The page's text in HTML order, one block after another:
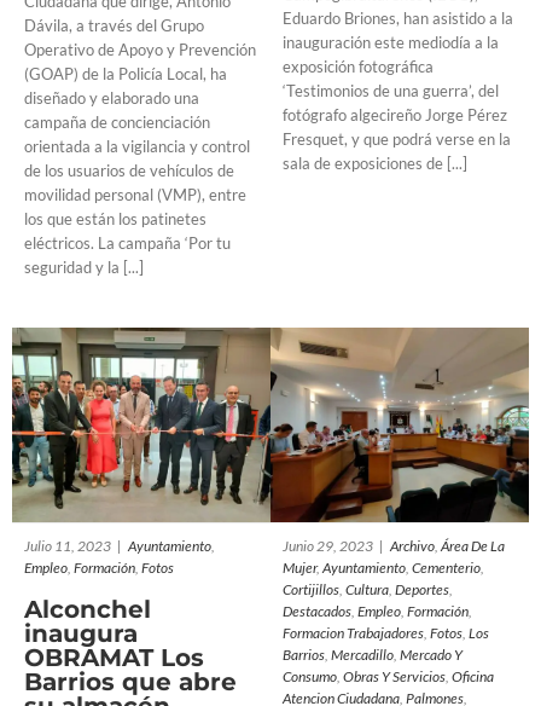
Dávila, a través del Grupo
Operativo de Apoyo y Prevención
(GOAP) de la Policía Local, ha
diseñado y elaborado una
campaña de concienciación
orientada a la vigilancia y control
de los usuarios de vehículos de
movilidad personal (VMP), entre
los que están los patinetes
eléctricos. La campaña ‘Por tu
seguridad y la [...]
Eduardo Briones, han asistido a la
inauguración este mediodía a la
exposición fotográfica
‘Testimonios de una guerra’, del
fotógrafo algecireño Jorge Pérez
Fresquet, y que podrá verse en la
sala de exposiciones de [...]
Julio 11, 2023 | Ayuntamiento
Empleo Formación Fotos
Alconchel
inaugura
OBRAMAT Los
Barrios que abre
organización del nuevo
equipo de gobierno para
el mandato 2023/2027
Archivo
Área de la Mujer
Ayuntamiento
Cementerio
Cortijillos
Cultura
Deportes
Destacados
Empleo
Formación
formacion trabajadores
Fotos
y Consumo
Obras y Servicios
Oficina Atencion Ciudadana
Junio 29, 2023 | Archivo Área De La
Mujer, Ayuntamiento Cementerio
Cortijillos Cultura Deportes
Destacados Empleo Formación
Formacion Trabajadores Fotos Los
Barrios Mercadillo Mercado Y
Consumo Obras Y Servicios Oficina
Atencion Ciudadana Palmones